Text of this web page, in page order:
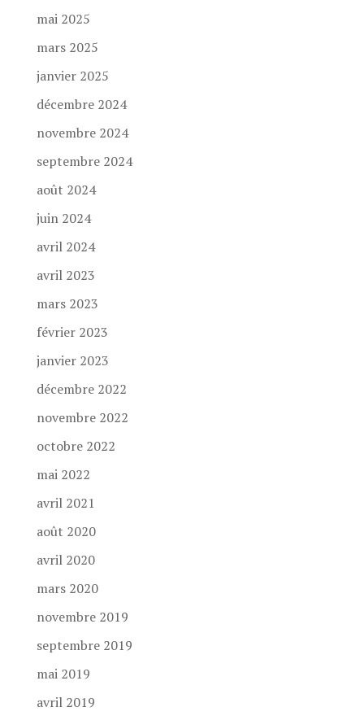
mai 2025
mars 2025
janvier 2025
décembre 2024
novembre 2024
septembre 2024
août 2024
juin 2024
avril 2024
avril 2023
mars 2023
février 2023
janvier 2023
décembre 2022
novembre 2022
octobre 2022
mai 2022
avril 2021
août 2020
avril 2020
mars 2020
novembre 2019
septembre 2019
mai 2019
avril 2019